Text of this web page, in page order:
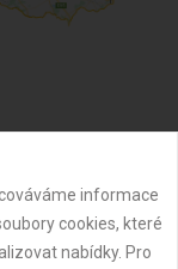
06:45:07
informace
cookies, které
nabídky. Pro